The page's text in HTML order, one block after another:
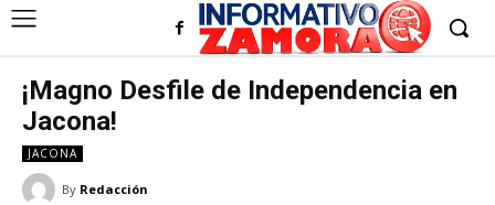
¡Magno Desfile de Independencia en
Jacona!
JACONA
By Redacción